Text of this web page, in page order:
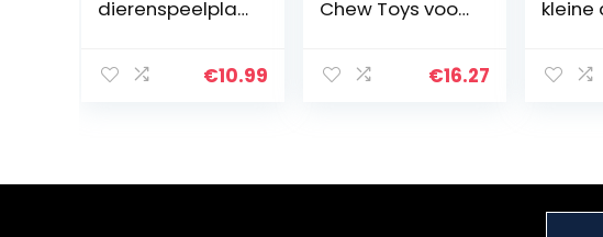
dierenspeelplaa
kleine dieren
€10.99
Chew Toys voor
Apple Wood€16.27
kleine
klein